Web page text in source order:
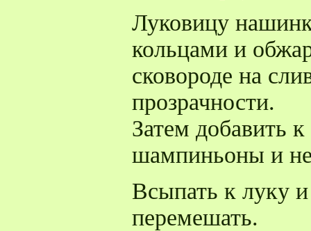
Луковицу
кольцами и
сковороде на
прозрачности.
Затем добавить
шампиньоны и
Всыпать к луку
перемешать.